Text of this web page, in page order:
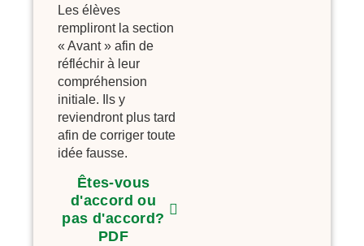
Les élèves
rempliront la section
« Avant » afin de
réfléchir à leur
compréhension
initiale. Ils y
reviendront plus tard
afin de corriger toute
idée fausse.
Êtes-vous
d'accord ou
pas d'accord?
PDF